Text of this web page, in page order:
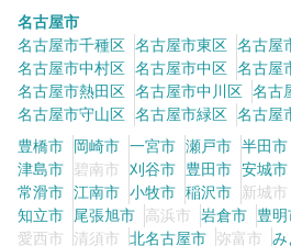
名古屋市
名古屋市千種区 名古屋市東区 名古屋
名古屋市中村区 名古屋市中区 名古屋
名古屋市熱田区 名古屋市中川区 名古
名古屋市守山区 名古屋市緑区 名古屋
豊橋市
岡崎市 一宮市 瀬戸市 半田市
津島市
碧南市 刈谷市 豊田市 安城市
常滑市 江南市 小牧市 稲沢市 新城市
知立市
尾張旭市 高浜市 岩倉市 豊明
愛西市
清須市 北名古屋市 弥富市 み